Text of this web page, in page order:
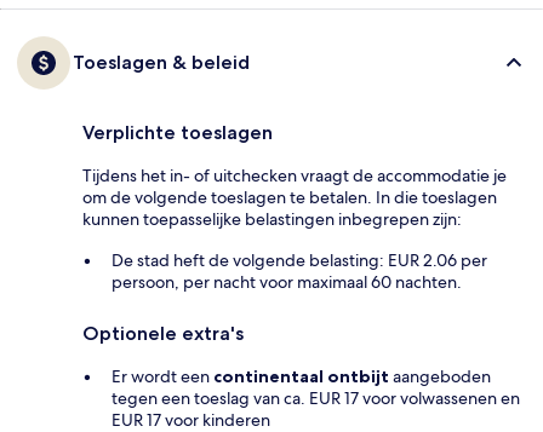
Toeslagen & beleid
Verplichte toeslagen
Tijdens het in- of uitchecken vraagt de accommodatie je
om de volgende toeslagen te betalen. In die toeslagen
kunnen toepasselijke belastingen inbegrepen zijn:
De stad heft de volgende belasting: EUR 2.06 per
persoon, per nacht voor maximaal 60 nachten.
Optionele extra's
Er wordt een continentaal ontbijt aangeboden
tegen een toeslag van ca. EUR 17 voor volwassenen en
EUR 17 voor kinderen